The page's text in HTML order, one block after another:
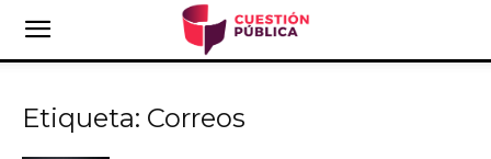
Etiqueta: Correos